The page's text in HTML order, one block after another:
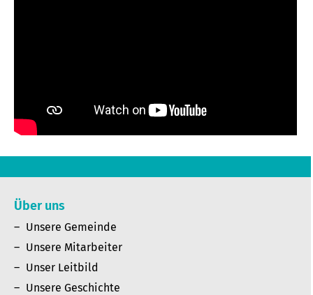
Über uns
Unsere Gemeinde
Unsere Mitarbeiter
Unser Leitbild
Unsere Geschichte